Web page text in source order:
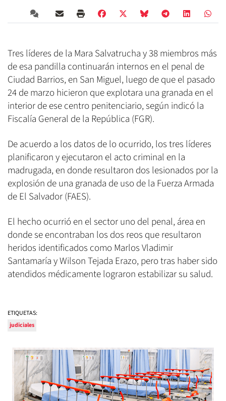
Tres líderes de la Mara Salvatrucha y 38 miembros más
de esa pandilla continuarán internos en el penal de
Ciudad Barrios, en San Miguel, luego de que el pasado
24 de marzo hicieron que explotara una granada en el
interior de ese centro penitenciario, según indicó la
Fiscalía General de la República (FGR).
De acuerdo a los datos de lo ocurrido, los tres líderes
planificaron y ejecutaron el acto criminal en la
madrugada, en donde resultaron dos lesionados por la
explosión de una granada de uso de la Fuerza Armada
de El Salvador (FAES).
El hecho ocurrió en el sector uno del penal, área en
donde se encontraban los dos reos que resultaron
heridos identificados como Marlos Vladimir
Santamaría y Wilson Tejada Erazo, pero tras haber sido
atendidos médicamente lograron estabilizar su salud.
ETIQUETAS:
judiciales